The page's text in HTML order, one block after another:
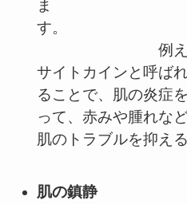
ま
例えば、炎
サイトカインと呼ば
ることで、肌の炎症
って、赤みや腫れな
肌のトラブルを抑え
肌の鎮静